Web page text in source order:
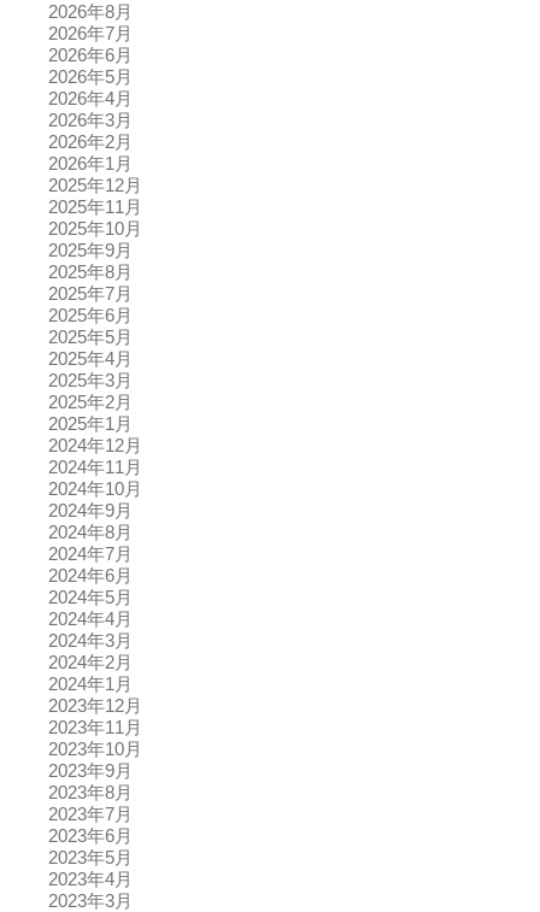
2026年8月
2026年7月
2026年6月
2026年5月
2026年4月
2026年3月
2026年2月
2026年1月
2025年12月
2025年11月
2025年10月
2025年9月
2025年8月
2025年7月
2025年6月
2025年5月
2025年4月
2025年3月
2025年2月
2025年1月
2024年12月
2024年11月
2024年10月
2024年9月
2024年8月
2024年7月
2024年6月
2024年5月
2024年4月
2024年3月
2024年2月
2024年1月
2023年12月
2023年11月
2023年10月
2023年9月
2023年8月
2023年7月
2023年6月
2023年5月
2023年4月
2023年3月